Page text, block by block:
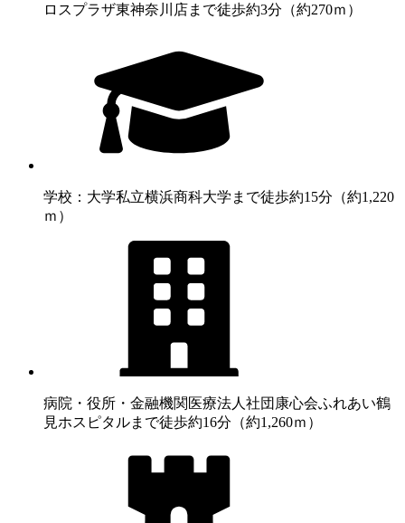
ロスプラザ東神奈川店まで徒歩約3分（約270ｍ）
学校：大学私立横浜商科大学まで徒歩約15分（約1,220
ｍ）
病院・役所・金融機関 医療法人社団康心会ふれあい鶴
見ホスピタルまで徒歩約16分（約1,260ｍ）